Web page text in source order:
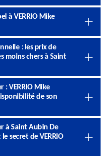
à VERRIO Mike
: les prix de
moins chers à Saint
: VERRIO Mike
de son
à Saint Aubin De
secret de VERRIO